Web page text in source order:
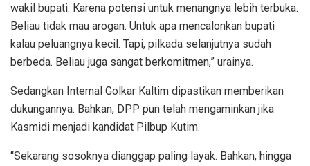
wakil bupati. Karena potensi untuk menangnya lebih terbuka.
Beliau tidak mau arogan. Untuk apa mencalonkan bupati
kalau peluangnya kecil. Tapi, pilkada selanjutnya sudah
berbeda. Beliau juga sangat berkomitmen,” urainya.
Sedangkan Internal Golkar Kaltim dipastikan memberikan
dukungannya. Bahkan, DPP pun telah mengaminkan jika
Kasmidi menjadi kandidat Pilbup Kutim.
“Sekarang sosoknya dianggap paling layak. Bahkan, hingga